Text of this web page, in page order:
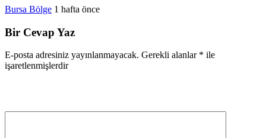
Bursa Bölge 1 hafta önce
Bir Cevap Yaz
E-posta adresiniz yayınlanmayacak. Gerekli alanlar * ile
işaretlenmişlerdir